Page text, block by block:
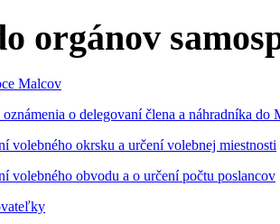
orgánov
Malcov
oznámenia o delegovaní člena a náhradníka
volebného okrsku a určení volebnej miestnosti
volebného obvodu a o určení počtu poslancov